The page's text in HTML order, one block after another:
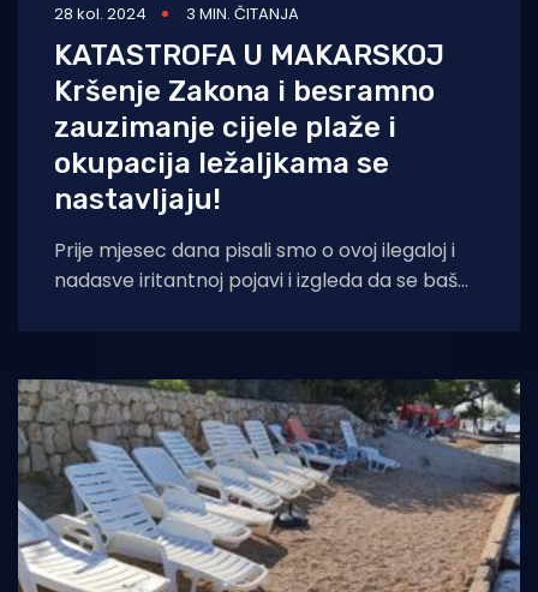
28 kol. 2024 3 MIN. ČITANJA
KATASTROFA U MAKARSKOJ
Kršenje Zakona i besramno
zauzimanje cijele plaže i
okupacija ležaljkama se
nastavljaju!
Prije mjesec dana pisali smo o ovoj ilegaloj i
nadasve iritantnoj pojavi i izgleda da se baš